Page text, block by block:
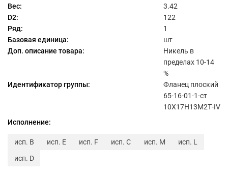
Вес:
3.42
D2:
122
Ряд:
1
Базовая единица:
шт
Доп. описание товара:
Никель в
пределах 10-14
%
Идентификатор группы:
Фланец плоский
65-16-01-1-ст
10Х17Н13М2Т-IV
Исполнение:
исп. B исп. E исп. F исп. C исп. M
исп. L
исп. D